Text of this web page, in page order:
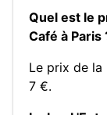
Quel est le
Café à Paris
Le prix de la
7 €.